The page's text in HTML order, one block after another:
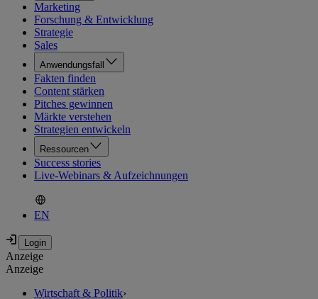
Marketing
Forschung & Entwicklung
Strategie
Sales
Anwendungsfall
Fakten finden
Content stärken
Pitches gewinnen
Märkte verstehen
Strategien entwickeln
Ressourcen
Success stories
Live-Webinars & Aufzeichnungen
EN
Anzeige
Anzeige
Wirtschaft & Politik›